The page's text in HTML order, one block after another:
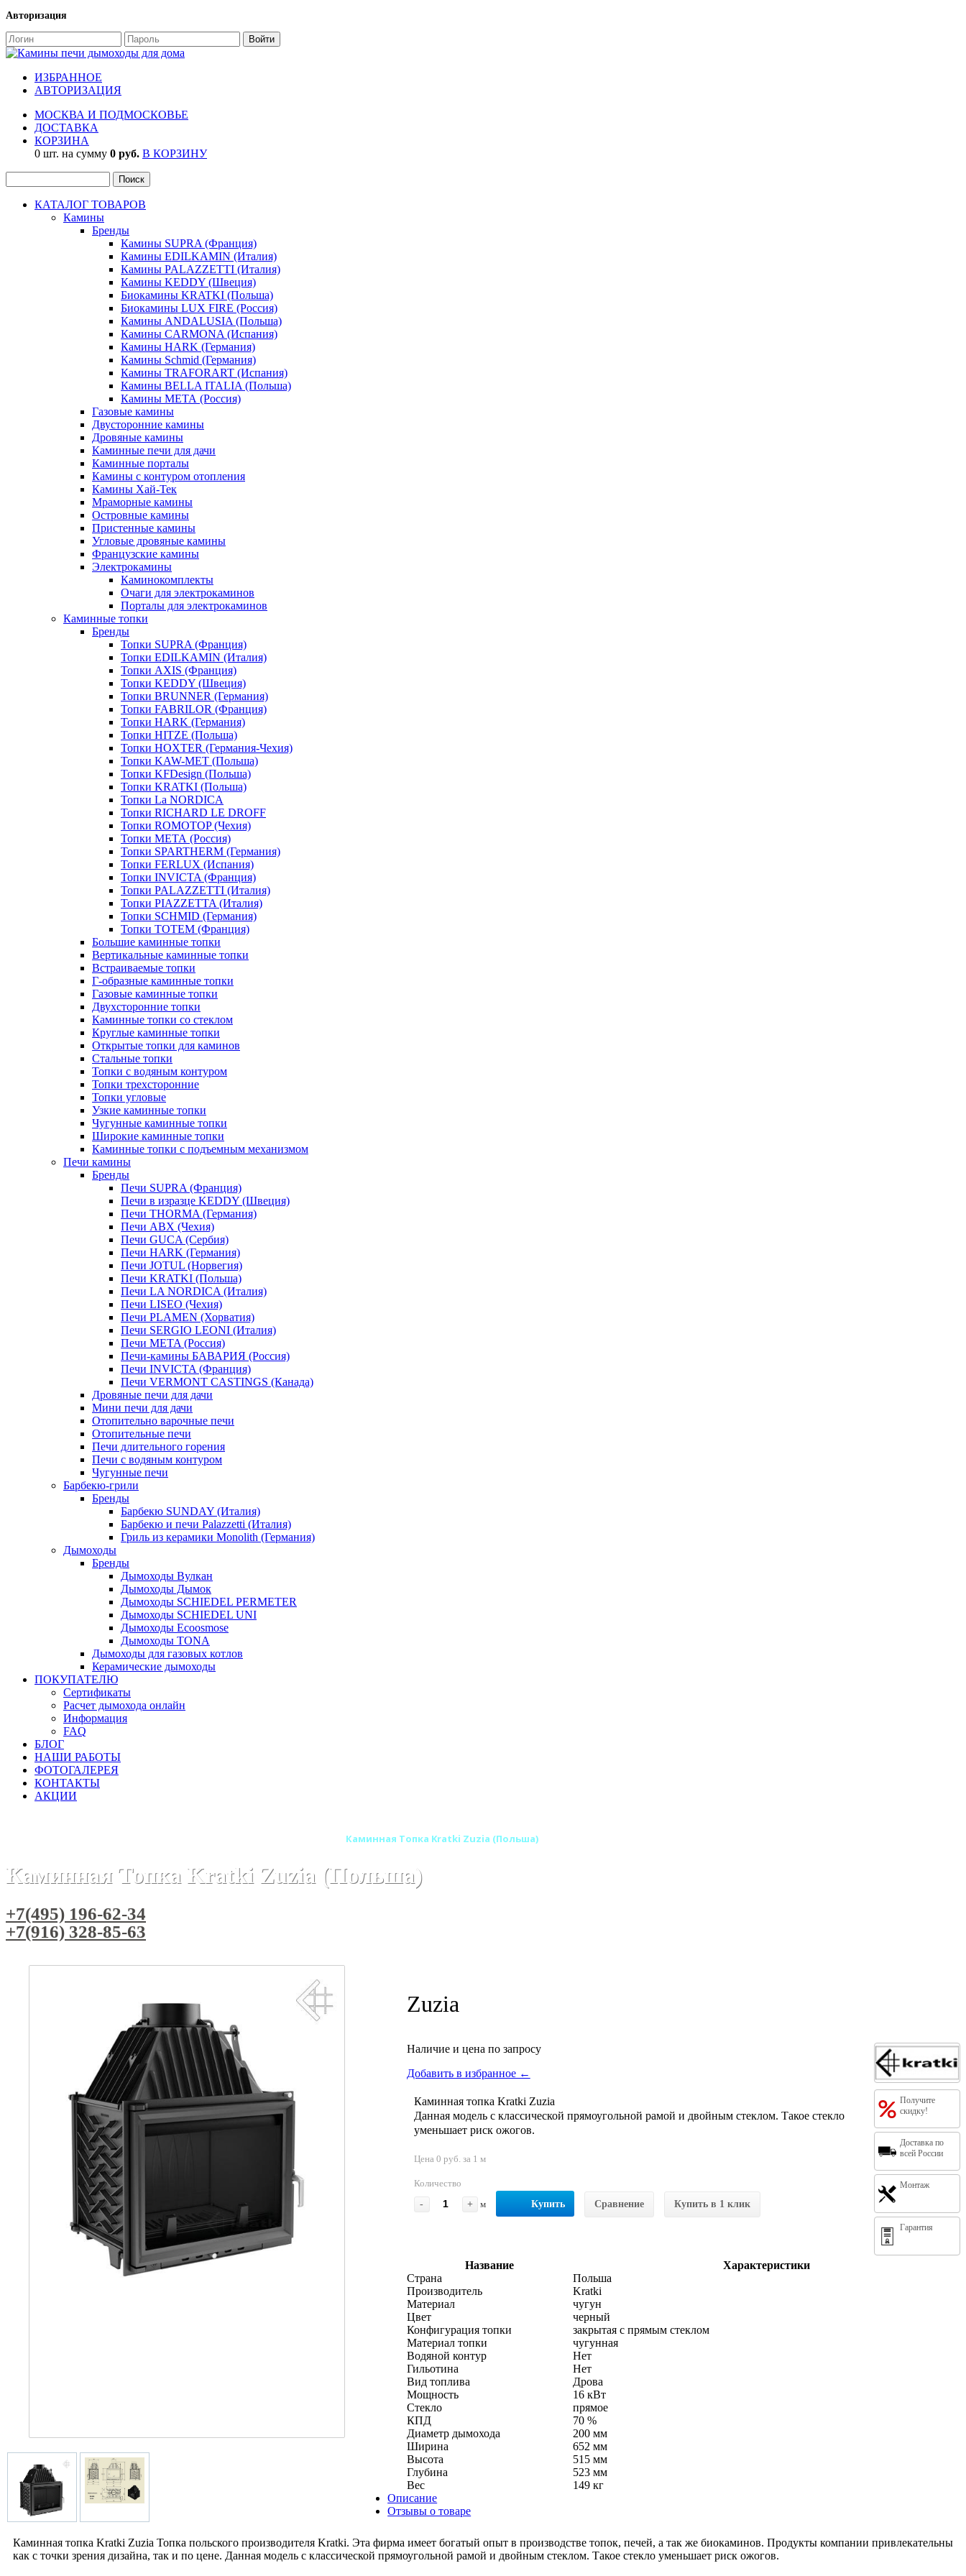
Авторизация
ИЗБРАННОЕ
АВТОРИЗАЦИЯ
МОСКВА И ПОДМОСКОВЬЕ
ДОСТАВКА
КОРЗИНА
0 шт. на сумму 0 руб. В КОРЗИНУ
КАТАЛОГ ТОВАРОВ
Камины
Бренды
Камины SUPRA (Франция)
Камины EDILKAMIN (Италия)
Камины PALAZZETTI (Италия)
Камины KEDDY (Швеция)
Биокамины KRATKI (Польша)
Биокамины LUX FIRE (Россия)
Камины ANDALUSIA (Польша)
Камины CARMONA (Испания)
Камины HARK (Германия)
Камины Schmid (Германия)
Камины TRAFORART (Испания)
Камины BELLA ITALIA (Польша)
Камины МЕТА (Россия)
Газовые камины
Двусторонние камины
Дровяные камины
Каминные печи для дачи
Каминные порталы
Камины с контуром отопления
Камины Хай-Тек
Мраморные камины
Островные камины
Пристенные камины
Угловые дровяные камины
Французские камины
Электрокамины
Каминокомплекты
Очаги для электрокаминов
Порталы для электрокаминов
Каминные топки
Бренды
Топки SUPRA (Франция)
Топки EDILKAMIN (Италия)
Топки AXIS (Франция)
Топки KEDDY (Швеция)
Топки BRUNNER (Германия)
Топки FABRILOR (Франция)
Топки HARK (Германия)
Топки HITZE (Польша)
Топки HOXTER (Германия-Чехия)
Топки KAW-MET (Польша)
Топки KFDesign (Польша)
Топки KRATKI (Польша)
Топки La NORDICA
Топки RICHARD LE DROFF
Топки ROMOTOP (Чехия)
Топки МЕТА (Россия)
Топки SPARTHERM (Германия)
Топки FERLUX (Испания)
Топки INVICTA (Франция)
Топки PALAZZETTI (Италия)
Топки PIAZZETTA (Италия)
Топки SCHMID (Германия)
Топки TOTEM (Франция)
Большие каминные топки
Вертикальные каминные топки
Встраиваемые топки
Г-образные каминные топки
Газовые каминные топки
Двухсторонние топки
Каминные топки со стеклом
Круглые каминные топки
Открытые топки для каминов
Стальные топки
Топки с водяным контуром
Топки трехсторонние
Топки угловые
Узкие каминные топки
Чугунные каминные топки
Широкие каминные топки
Каминные топки с подъемным механизмом
Печи камины
Бренды
Печи SUPRA (Франция)
Печи в изразце KEDDY (Швеция)
Печи THORMA (Германия)
Печи ABX (Чехия)
Печи GUCA (Сербия)
Печи HARK (Германия)
Печи JOTUL (Норвегия)
Печи KRATKI (Польша)
Печи LA NORDICA (Италия)
Печи LISEO (Чехия)
Печи PLAMEN (Хорватия)
Печи SERGIO LEONI (Италия)
Печи META (Россия)
Печи-камины БАВАРИЯ (Россия)
Печи INVICTA (Франция)
Печи VERMONT CASTINGS (Канада)
Дровяные печи для дачи
Мини печи для дачи
Отопительно варочные печи
Отопительные печи
Печи длительного горения
Печи с водяным контуром
Чугунные печи
Барбекю-грили
Бренды
Барбекю SUNDAY (Италия)
Барбекю и печи Palazzetti (Италия)
Гриль из керамики Monolith (Германия)
Дымоходы
Бренды
Дымоходы Вулкан
Дымоходы Дымок
Дымоходы SCHIEDEL PERMETER
Дымоходы SCHIEDEL UNI
Дымоходы Ecoosmose
Дымоходы TONA
Дымоходы для газовых котлов
Керамические дымоходы
ПОКУПАТЕЛЮ
Сертификаты
Расчет дымохода онлайн
Информация
FAQ
БЛОГ
НАШИ РАБОТЫ
ФОТОГАЛЕРЕЯ
КОНТАКТЫ
АКЦИИ
Каминная Топка Kratki Zuzia (Польша)
Каминная Топка Kratki Zuzia (Польша)
+7(495) 196-62-34
+7(916) 328-85-63
Zuzia
Получите
скидку!
Доставка по
всей России
Монтаж
Гарантия
Наличие и цена по запросу
Добавить в избранное ←
Каминная топка Kratki Zuzia
Данная модель с классической прямоугольной рамой и двойным стеклом. Такое стекло
уменьшает риск ожогов.
Цена 0 руб. за 1 м
Количество
-
+ м Купить Сравнение Купить в 1 клик
Название
Характеристики
Страна
Польша
Производитель
Kratki
Материал
чугун
Цвет
черный
Конфигурация топки
закрытая с прямым стеклом
Материал топки
чугунная
Водяной контур
Нет
Гильотина
Нет
Вид топлива
Дрова
Мощность
16 кВт
Стекло
прямое
КПД
70 %
Диаметр дымохода
200 мм
Ширина
652 мм
Высота
515 мм
Глубина
523 мм
Вес
149 кг
Описание
Отзывы о товаре
Каминная топка Kratki Zuzia Топка польского производителя Kratki. Эта фирма имеет богатый опыт в производстве топок, печей, а так же биокаминов. Продукты компании привлекательны
как с точки зрения дизайна, так и по цене. Данная модель с классической прямоугольной рамой и двойным стеклом. Такое стекло уменьшает риск ожогов.